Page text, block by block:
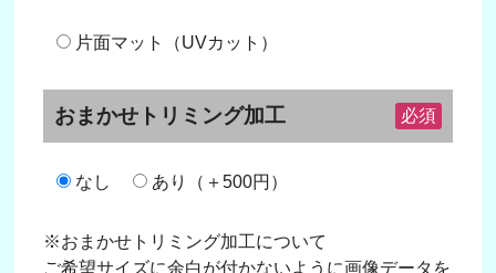
片面マット（UVカット）
おまかせトリミング加工 必須
なし あり（＋500円）
※おまかせトリミング加工について
ご希望サイズに余白が付かないように画像データを